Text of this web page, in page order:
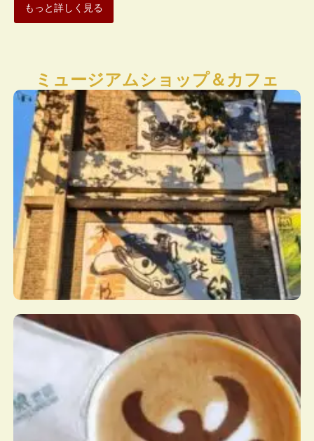
もっと詳しく見る
ミュージアムショップ＆カフェ